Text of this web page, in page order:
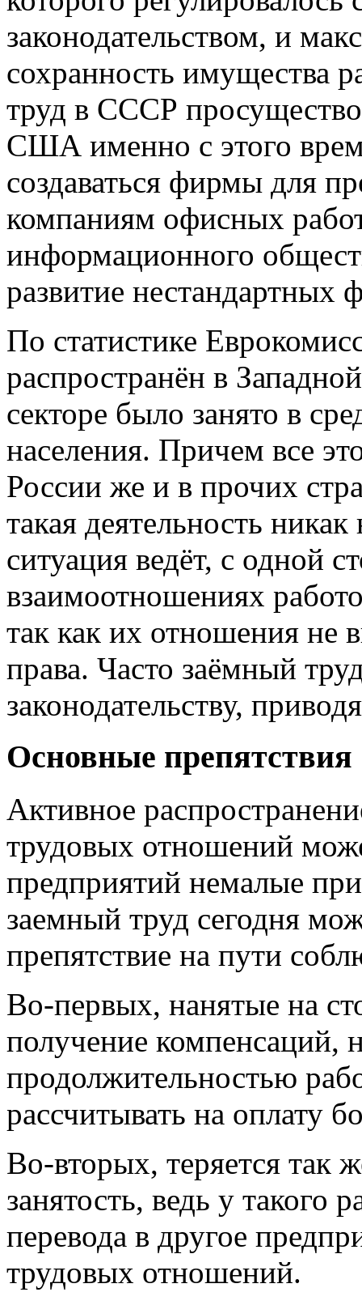
законодательством, и
сохранность имущества
труд в СССР
США именно с этого
создаваться фирмы для
компаниям офисных
информационного
развитие нестандартных
По статистике
распространён в
секторе было занято в
населения. Причем все
России же и в прочих
такая деятельность
ситуация ведёт, с одной
взаимоотношениях
так как их отношения не
права. Часто заёмный
законодательству,
Основные препятствия
Активное
трудовых отношений
предприятий немалые
заемный труд сегодня
препятствие на пути
Во-первых, нанятые на
получение компенсаций,
продолжительностью
рассчитывать на оплату
Во-вторых, теряется так
занятость, ведь у такого
перевода в другое
трудовых отношений.